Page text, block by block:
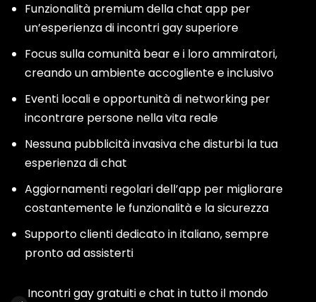
Funzionalità premium della chat app per
un’esperienza di incontri gay superiore
Focus sulla comunità bear e i loro ammiratori,
creando un ambiente accogliente e inclusivo
Eventi locali e opportunità di networking per
incontrare persone nella vita reale
Nessuna pubblicità invasiva che disturbi la tua
esperienza di chat
Aggiornamenti regolari dell’app per migliorare
costantemente le funzionalità e la sicurezza
Supporto clienti dedicato in italiano, sempre
pronto ad assisterti
Incontri gay gratuiti e chat in tutto il mondo